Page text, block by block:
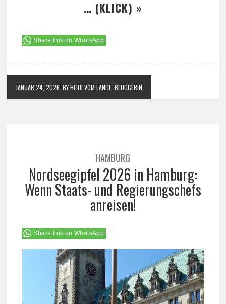
… (KLICK) »
Share this on WhatsApp
JANUAR 24, 2026 BY HEIDI VOM LANDE, BLOGGERIN
HAMBURG
Nordseegipfel 2026 in Hamburg:
Wenn Staats- und Regierungschefs
anreisen!
Share this on WhatsApp